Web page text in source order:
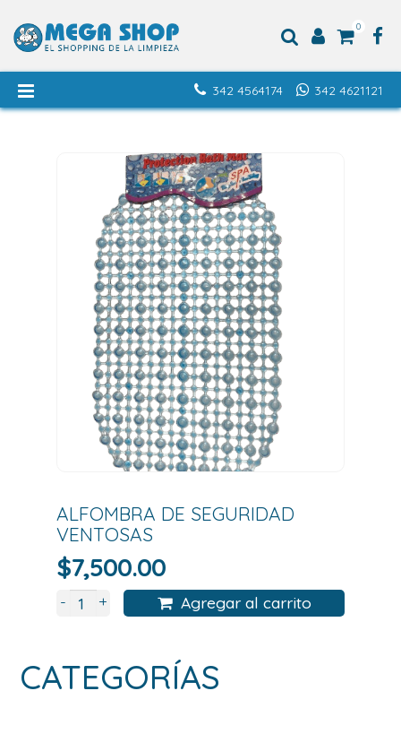
0
342 4621121
342 4564174
ALFOMBRA DE SEGURIDAD
VENTOSAS
$7,500.00
- + Agregar al carrito
CATEGORÍAS